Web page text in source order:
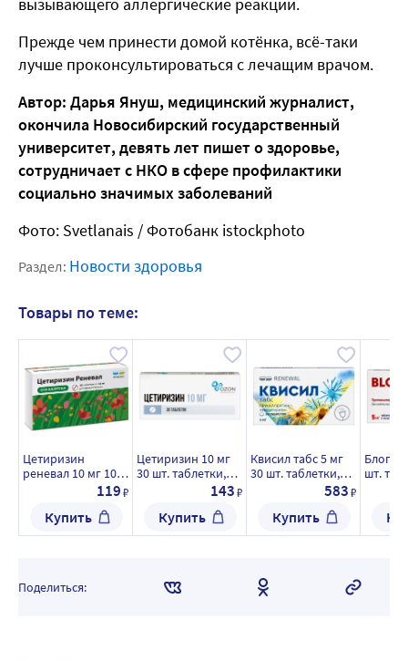
вызывающего аллергические реакции.
Прежде чем принести домой котёнка, всё-таки
лучше проконсультироваться с лечащим врачом.
Автор: Дарья Януш, медицинский журналист,
окончила Новосибирский государственный
университет, девять лет пишет о здоровье,
сотрудничает с НКО в сфере профилактики
социально значимых заболеваний
Фото: Svetlanais / Фотобанк istockphoto
Раздел: Новости здоровья
Товары по теме:
Цетиризин
реневал 10 мг 10
пленочной
оболочкой
119₽
Купить
Цетиризин 10 мг
30 шт. таблетки,
оболочкой
143₽
Купить
Квисил табс 5 мг
30 шт. таблетки,
оболочкой
583₽
Купить
шт.
Поделиться: